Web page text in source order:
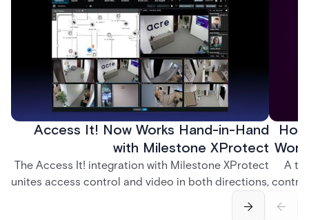
A
Access It! Now Works Hand-in-Hand
with Milestone XProtect
The Access It! integration with Milestone XProtect
unites access control and video in both directions,
command doors and devices from a single